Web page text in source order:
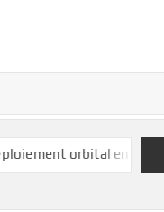
orbital en Californie